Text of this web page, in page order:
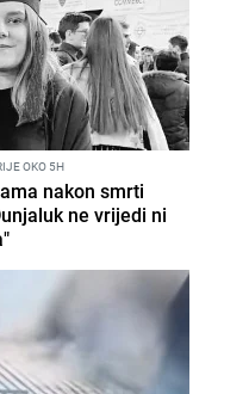
OKO 5H
nakon smrti
ne vrijedi ni